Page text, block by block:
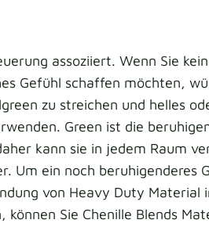
assoziiert. Wenn Sie
Gefühl schaffen möchten,
zu streichen und helles
Green ist die
kann sie in jedem Raum
Um ein noch beruhigenderes
von Heavy Duty Material
können Sie Chenille Blends